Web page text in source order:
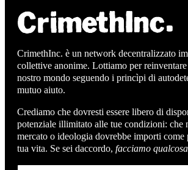
CrimethInc. è un network decentralizzato
collettive anonime. Lottiamo per
nostro mondo seguendo i princìpi di
mutuo aiuto.
Crediamo che dovresti essere libero di
potenziale illimitato alle tue condizioni: che
mercato o ideologia dovrebbe importi come
tua vita. Se sei daccordo, facciamo